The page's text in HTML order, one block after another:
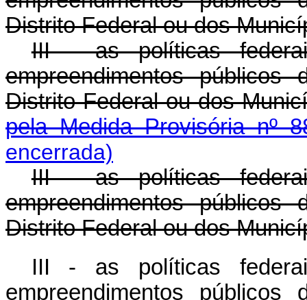
Distrito Federal ou dos
III - as políticas
empreendimentos
Distrito Federal ou
pela Medida Provisória nº
encerrada)
III - as políticas
empreendimentos
Distrito Federal ou dos
III - as políticas
empreendimentos